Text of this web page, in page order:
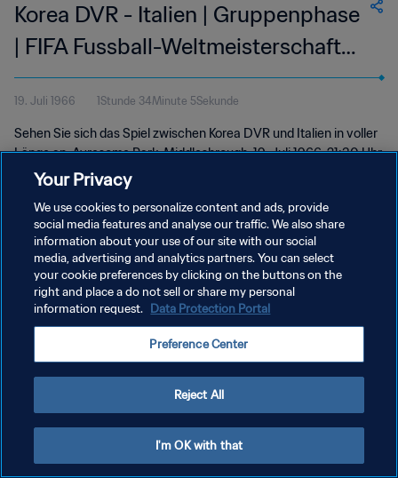
Korea DVR - Italien | Gruppenphase
| FIFA Fussball-Weltmeisterschaft
England 1966™ | Spiel in voller
Länge
19. Juli 1966 1Stunde 34Minute 5Sekunde
Sehen Sie sich das Spiel zwischen Korea DVR und Italien in voller
Länge an. Ayresome Park, Middlesbrough, 19. Juli 1966, 21:30 Uhr.
DATENSCHUTZ
NUTZUNGSBEDINGUNGEN
COOKIE-EINSTELLUNGEN VERWALTEN
Your Privacy
We use cookies to personalize content and ads, provide
social media features and analyse our traffic. We also share
information about your use of our site with our social
media, advertising and analytics partners. You can select
your cookie preferences by clicking on the buttons on the
right and place a do not sell or share my personal
information request. Data Protection Portal
Preference Center
Reject All
I'm OK with that